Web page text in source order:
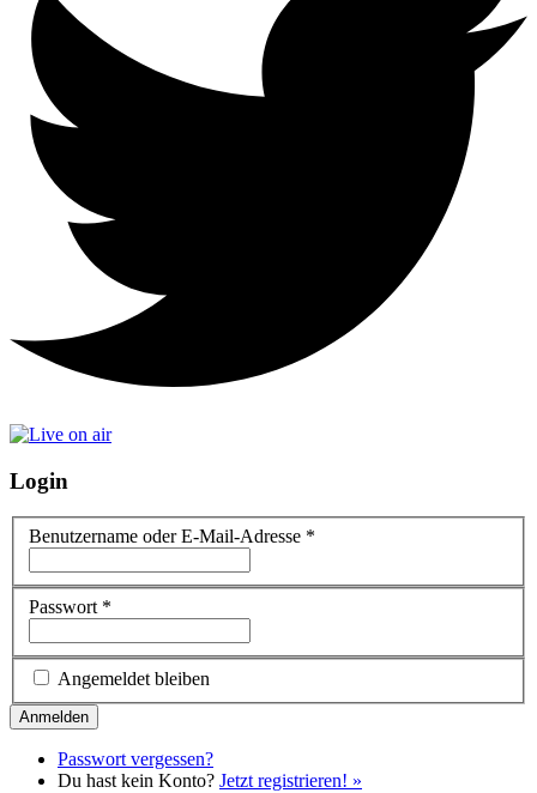
Login
Benutzername oder E-Mail-Adresse *
Passwort *
Angemeldet bleiben
Passwort vergessen?
Du hast kein Konto? Jetzt registrieren! »